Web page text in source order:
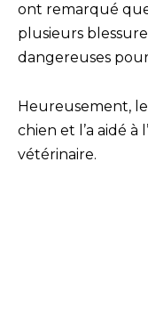
ont remarqué
plusieurs
dangereuses
Heureusement,
chien et l’a aidé
vétérinaire.